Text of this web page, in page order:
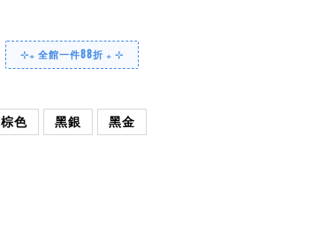
⊹₊ 全館一件88折 ₊ ⊹
棕色 黑銀 黑金